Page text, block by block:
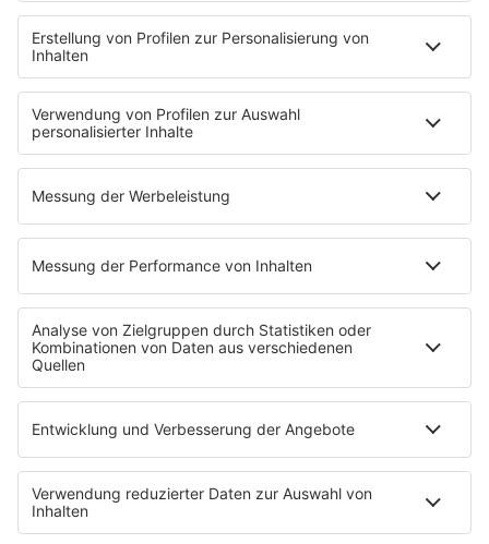
Backstagebereich
King of BOB
Beichtstuhl
Neuerscheinung
Newcomer
Konzertkalender
Festivals
Wacken Open Air
SHOP
RADIO BOB!
Impressum
Kontakt
myBOB App
BOB-Plakate & Aufkleber bestellen